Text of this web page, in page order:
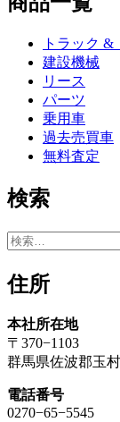
トラック &
建設機械
リース
パーツ
乗用車
過去売買車
無料査定
検索
検
住所
本社所在地
〒370−1103
群馬県佐波郡玉
電話番号
0270−65−5545